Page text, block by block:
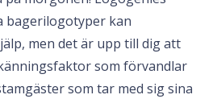
bagerilogotyper kan
men det är upp till dig att
som förvandlar
som tar med sig sina